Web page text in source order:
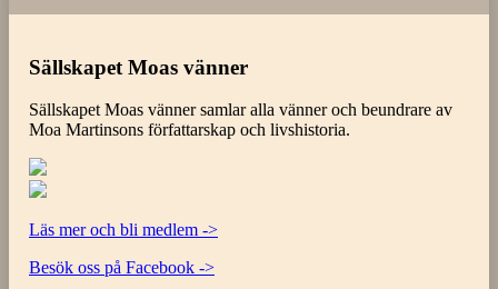
Sällskapet Moas vänner
Sällskapet Moas vänner samlar alla vänner och beundrare av
Moa Martinsons författarskap och livshistoria.
Läs mer och bli medlem ->
Besök oss på Facebook ->